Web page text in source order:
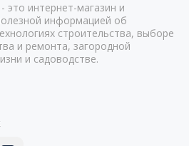
интернет-магазин и
информацией об
строительства, выборе
и ремонта, загородной
и садоводстве.